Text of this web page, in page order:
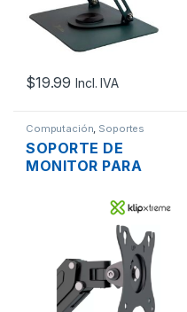
$19.99 Incl. IVA
Computación, Soportes
SOPORTE DE
MONITOR PARA
XTREME KMM-400
17″ – 27″ INCL. -45º
+90º GIRT. +-90º
ARTICULADO